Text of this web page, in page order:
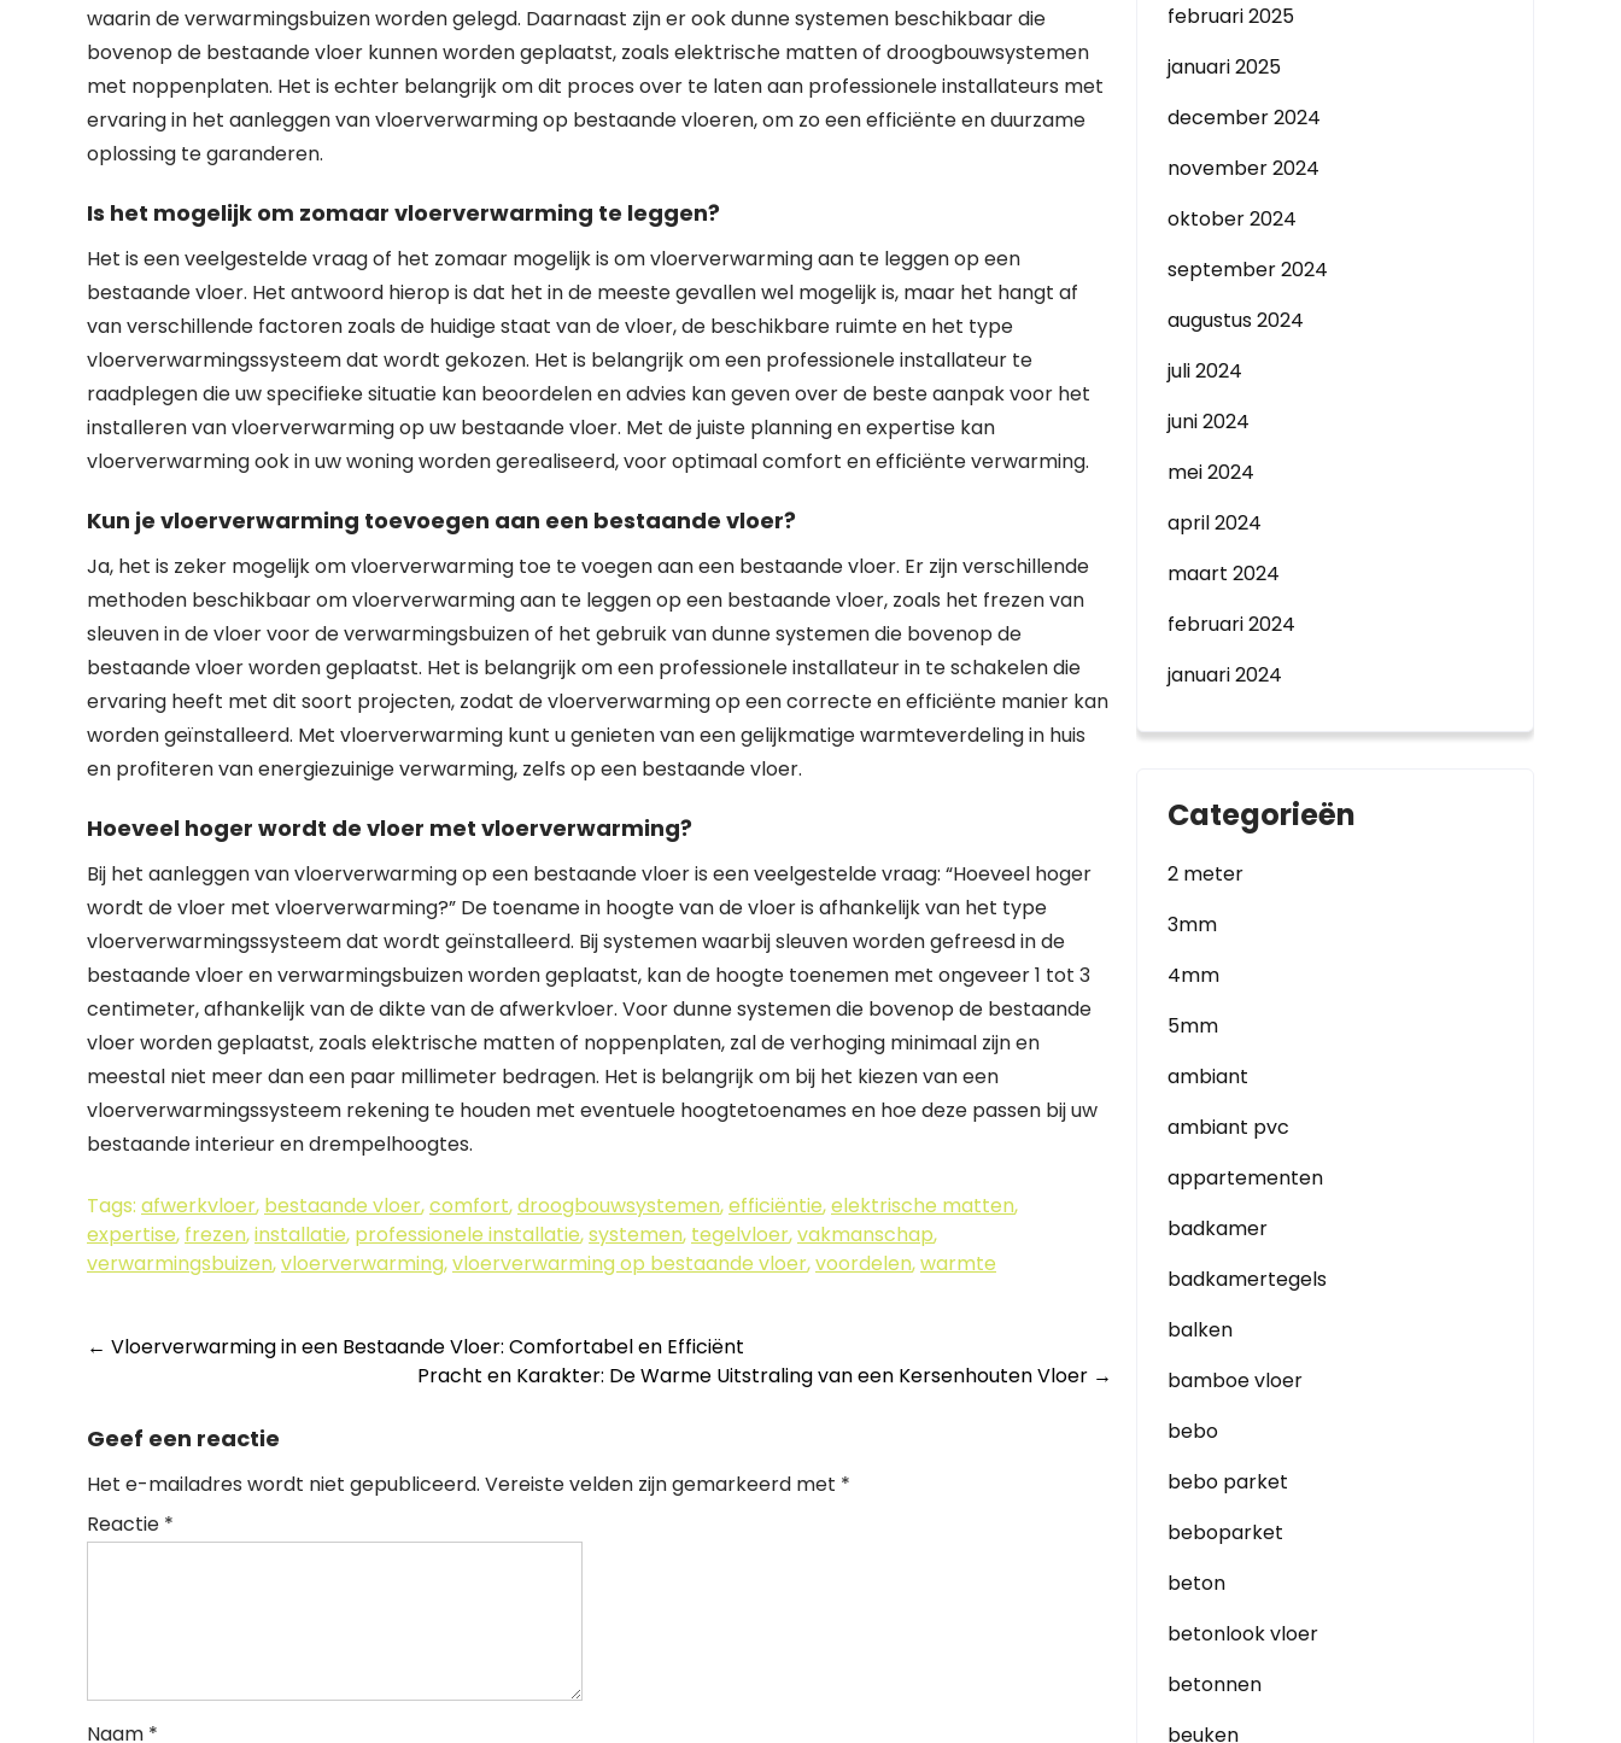
waarin de verwarmingsbuizen worden gelegd. Daarnaast zijn er ook dunne systemen beschikbaar die
bovenop de bestaande vloer kunnen worden geplaatst, zoals elektrische matten of droogbouwsystemen
met noppenplaten. Het is echter belangrijk om dit proces over te laten aan professionele installateurs met
ervaring in het aanleggen van vloerverwarming op bestaande vloeren, om zo een efficiënte en duurzame
oplossing te garanderen.
Is het mogelijk om zomaar vloerverwarming te leggen?
Het is een veelgestelde vraag of het zomaar mogelijk is om vloerverwarming aan te leggen op een
bestaande vloer. Het antwoord hierop is dat het in de meeste gevallen wel mogelijk is, maar het hangt af
van verschillende factoren zoals de huidige staat van de vloer, de beschikbare ruimte en het type
vloerverwarmingssysteem dat wordt gekozen. Het is belangrijk om een professionele installateur te
raadplegen die uw specifieke situatie kan beoordelen en advies kan geven over de beste aanpak voor het
installeren van vloerverwarming op uw bestaande vloer. Met de juiste planning en expertise kan
vloerverwarming ook in uw woning worden gerealiseerd, voor optimaal comfort en efficiënte verwarming.
Kun je vloerverwarming toevoegen aan een bestaande vloer?
Ja, het is zeker mogelijk om vloerverwarming toe te voegen aan een bestaande vloer. Er zijn verschillende
methoden beschikbaar om vloerverwarming aan te leggen op een bestaande vloer, zoals het frezen van
sleuven in de vloer voor de verwarmingsbuizen of het gebruik van dunne systemen die bovenop de
bestaande vloer worden geplaatst. Het is belangrijk om een professionele installateur in te schakelen die
ervaring heeft met dit soort projecten, zodat de vloerverwarming op een correcte en efficiënte manier kan
worden geïnstalleerd. Met vloerverwarming kunt u genieten van een gelijkmatige warmteverdeling in huis
en profiteren van energiezuinige verwarming, zelfs op een bestaande vloer.
Hoeveel hoger wordt de vloer met vloerverwarming?
Bij het aanleggen van vloerverwarming op een bestaande vloer is een veelgestelde vraag: “Hoeveel hoger
wordt de vloer met vloerverwarming?” De toename in hoogte van de vloer is afhankelijk van het type
vloerverwarmingssysteem dat wordt geïnstalleerd. Bij systemen waarbij sleuven worden gefreesd in de
bestaande vloer en verwarmingsbuizen worden geplaatst, kan de hoogte toenemen met ongeveer 1 tot 3
centimeter, afhankelijk van de dikte van de afwerkvloer. Voor dunne systemen die bovenop de bestaande
vloer worden geplaatst, zoals elektrische matten of noppenplaten, zal de verhoging minimaal zijn en
meestal niet meer dan een paar millimeter bedragen. Het is belangrijk om bij het kiezen van een
vloerverwarmingssysteem rekening te houden met eventuele hoogtetoenames en hoe deze passen bij uw
bestaande interieur en drempelhoogtes.
Tags: afwerkvloer, bestaande vloer,comfort,droogbouwsystemen,efficiëntie,elektrische matten,
expertise, frezen,installatie, professionele installatie,systemen, tegelvloer,vakmanschap,
verwarmingsbuizen,vloerverwarming,vloerverwarming op bestaande vloer,voordelen,warmte
Berichtnavigatie
← Vloerverwarming in een Bestaande Vloer: Comfortabel en Efficiënt
Pracht en Karakter: De Warme Uitstraling van een Kersenhouten Vloer →
Geef een reactie
Het e-mailadres wordt niet gepubliceerd. Vereiste velden zijn gemarkeerd met *
Reactie *
Naam *
februari 2025
januari 2025
december 2024
november 2024
oktober 2024
september 2024
augustus 2024
juli 2024
juni 2024
mei 2024
april 2024
maart 2024
februari 2024
januari 2024
Categorieën
2 meter
3mm
4mm
5mm
ambiant
ambiant pvc
appartementen
badkamer
badkamertegels
balken
bamboe vloer
bebo
bebo parket
beboparket
beton
betonlook vloer
betonnen
beuken